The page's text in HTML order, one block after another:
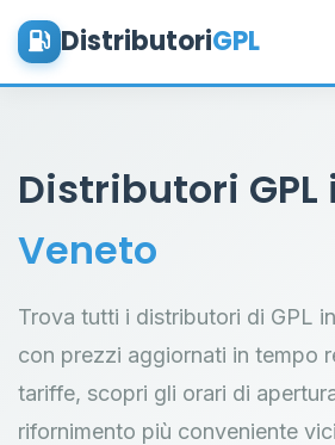
DistributoriGPL
Distributori GPL
Veneto
Trova tutti i distributori di GPL
con prezzi aggiornati in tempo
tariffe, scopri gli orari di
rifornimento più conveniente